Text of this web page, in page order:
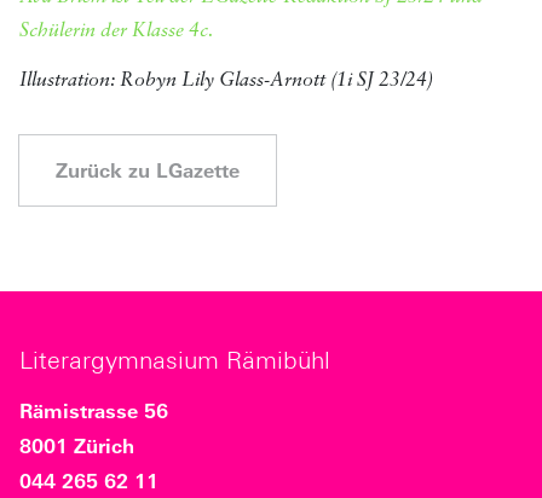
Schülerin der Klasse 4c.
Illustration: Robyn Lily Glass-Arnott (1i SJ 23/24)
Zurück zu LGazette
Literargymnasium Rämibühl
Rämistrasse 56
8001 Zürich
044 265 62 11